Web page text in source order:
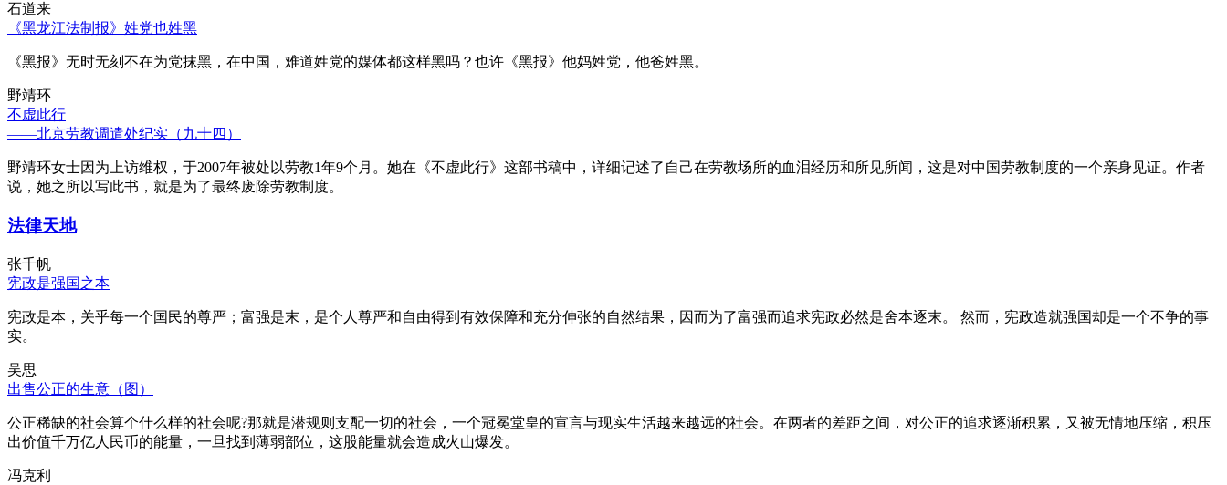
石道来
《黑龙江法制报》姓党也姓黑
《黑报》无时无刻不在为党抹黑，在中国，难道姓党的媒体都这样黑吗？也许《黑报》他妈姓党，他爸姓黑。
野靖环
不虚此行
——北京劳教调遣处纪实（九十四）
野靖环女士因为上访维权，于2007年被处以劳教1年9个月。她在《不虚此行》这部书稿中，详细记述了自己在劳教场所的血泪经历和所见所闻，这是对中国劳教制度的一个亲身见证。作者
说，她之所以写此书，就是为了最终废除劳教制度。
法律天地
张千帆
宪政是强国之本
宪政是本，关乎每一个国民的尊严；富强是末，是个人尊严和自由得到有效保障和充分伸张的自然结果，因而为了富强而追求宪政必然是舍本逐末。 然而，宪政造就强国却是一个不争的事
实。
吴思
出售公正的生意（图）
公正稀缺的社会算个什么样的社会呢?那就是潜规则支配一切的社会，一个冠冕堂皇的宣言与现实生活越来越远的社会。在两者的差距之间，对公正的追求逐渐积累，又被无情地压缩，积压
出价值千万亿人民币的能量，一旦找到薄弱部位，这股能量就会造成火山爆发。
冯克利